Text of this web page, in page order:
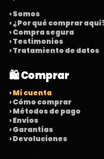
› Somos
› ¿Por qué comprar
› Compra segura
› Testimonios
› Tratamiento de datos
🛍️ Comprar
› Mi cuenta
› Cómo comprar
› Métodos de pago
› Envíos
› Garantías
› Devoluciones